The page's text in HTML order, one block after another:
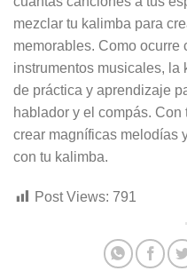
mezclar tu kalimba para
memorables. Como ocurre
instrumentos musicales, la
de práctica y aprendizaje
hablador y el compás.
crear magníficas melodías
con tu kalimba.
Post Views: 791